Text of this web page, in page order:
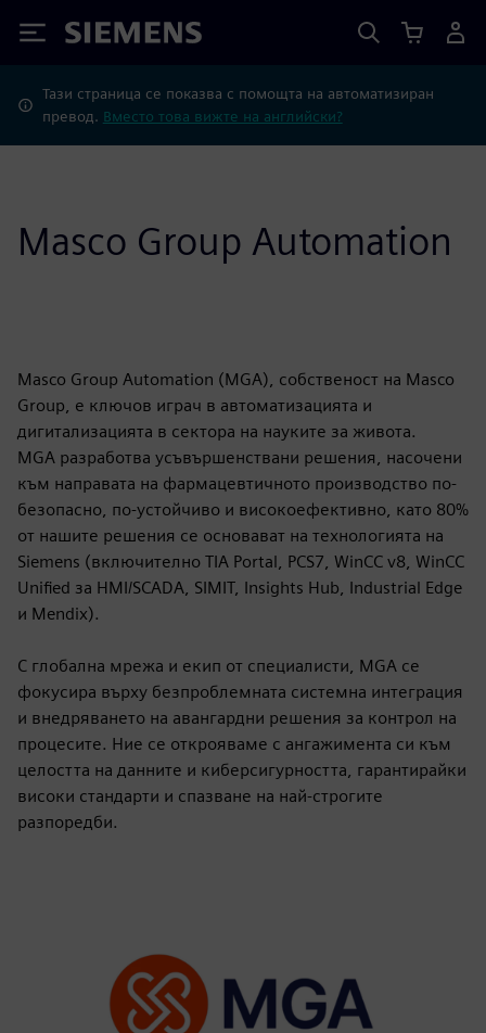
Siemens
Тази страница се показва с помощта на автоматизиран
превод. Вместо това вижте на английски?
Masco Group Automation
Masco Group Automation (MGA), собственост на Masco
Group, е ключов играч в автоматизацията и
дигитализацията в сектора на науките за живота.
MGA разработва усъвършенствани решения, насочени
към направата на фармацевтичното производство по-
безопасно, по-устойчиво и високоефективно, като 80%
от нашите решения се основават на технологията на
Siemens (включително TIA Portal, PCS7, WinCC v8, WinCC
Unified за HMI/SCADA, SIMIT, Insights Hub, Industrial Edge
и Mendix).
С глобална мрежа и екип от специалисти, MGA се
фокусира върху безпроблемната системна интеграция
и внедряването на авангардни решения за контрол на
процесите. Ние се открояваме с ангажимента си към
целостта на данните и киберсигурността, гарантирайки
високи стандарти и спазване на най-строгите
разпоредби.